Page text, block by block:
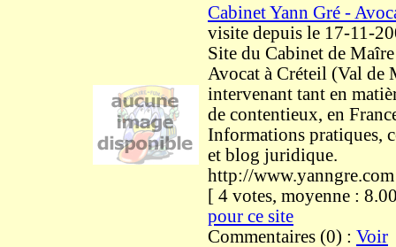
Cabinet Yann Gré -
visite depuis le 17-11-
Site du Cabinet de
Avocat à Créteil (Val de
intervenant tant en
de contentieux, en
Informations pratiques,
et blog juridique.
http://www.yanngre.com
[ 4 votes, moyenne :
pour ce site
Commentaires (0) : Voir